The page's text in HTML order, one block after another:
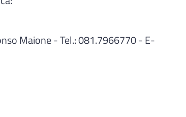
Maione - Tel.: 081.7966770 - E-